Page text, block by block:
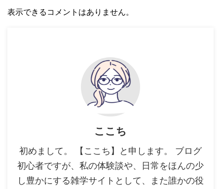
表示できるコメントはありません。
ここち
初めまして。 【ここち】と申します。 ブログ
初心者ですが、私の体験談や、日常をほんの少
し豊かにする雑学サイトとして、また誰かの役